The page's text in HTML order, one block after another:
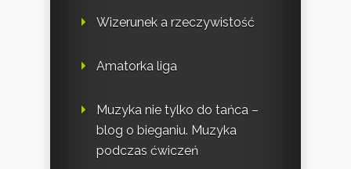
Wizerunek a rzeczywistość
Amatorka liga
Muzyka nie tylko do tańca –
blog o bieganiu. Muzyka
podczas ćwiczeń